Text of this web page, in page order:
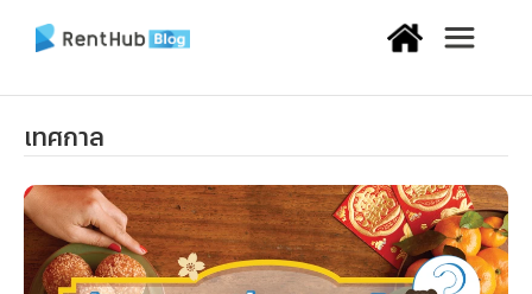
เทศกาล